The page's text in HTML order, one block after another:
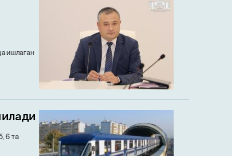
ишлаган
6 та